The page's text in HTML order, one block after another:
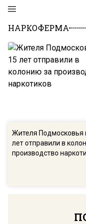
НАРКОФЕРМА
Жителя Подмосковья
лет отправили в
производство